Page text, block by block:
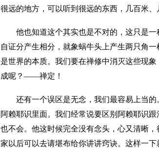
很远的地方，可以听到很远的东西，几百米
他也知道这个其实也是不对的，这只是
自证分产生相分，就象蜗牛头上产生两只角
是世界的本质。我们要在禅修中消灭这些现
成呢？——禅定！
还有一个误区是无念，我们最容易上当
阿赖耶识里面。我们经常说要区别阿赖耶识
也不会。他这时候完全没有念头，心又清晰
家以后可以去请堪布给你讲讲窍诀。这样一